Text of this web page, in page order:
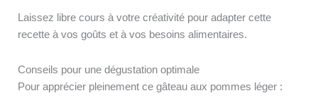
Laissez libre cours à votre créativité pour adapter cette
recette à vos goûts et à vos besoins alimentaires.
Conseils pour une dégustation optimale
Pour apprécier pleinement ce gâteau aux pommes léger :